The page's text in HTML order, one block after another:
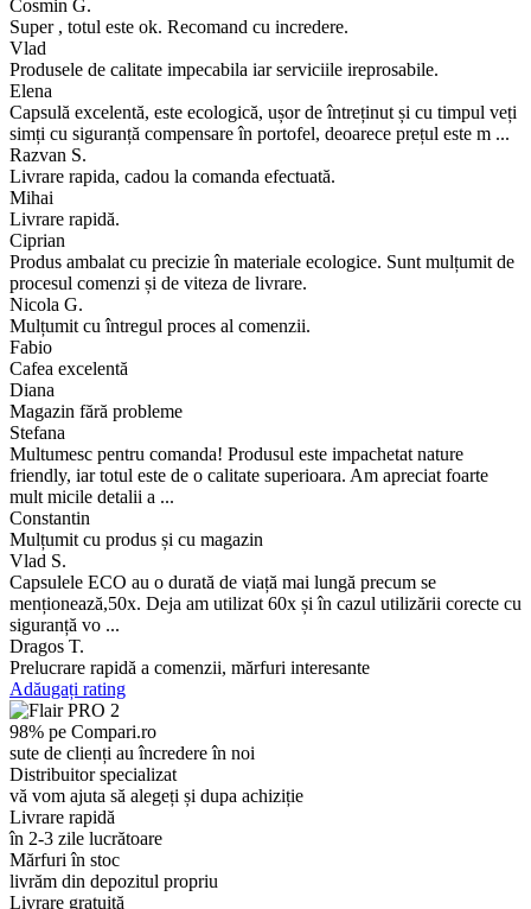
Cosmin G.
Super , totul este ok. Recomand cu incredere.
Vlad
Produsele de calitate impecabila iar serviciile ireprosabile.
Elena
Capsulă excelentă, este ecologică, ușor de întreținut și cu timpul veți
simți cu siguranță compensare în portofel, deoarece prețul este m ...
Razvan S.
Livrare rapida, cadou la comanda efectuată.
Mihai
Livrare rapidă.
Ciprian
Produs ambalat cu precizie în materiale ecologice. Sunt mulțumit de
procesul comenzi și de viteza de livrare.
Nicola G.
Mulțumit cu întregul proces al comenzii.
Fabio
Cafea excelentă
Diana
Magazin fără probleme
Stefana
Multumesc pentru comanda! Produsul este impachetat nature
friendly, iar totul este de o calitate superioara. Am apreciat foarte
mult micile detalii a ...
Constantin
Mulțumit cu produs și cu magazin
Vlad S.
Capsulele ECO au o durată de viață mai lungă precum se
menționează,50x. Deja am utilizat 60x și în cazul utilizării corecte cu
siguranță vo ...
Dragos T.
Prelucrare rapidă a comenzii, mărfuri interesante
Adăugați rating
98% pe Compari.ro
sute de clienți au încredere în noi
Distribuitor specializat
vă vom ajuta să alegeți și dupa achiziție
Livrare rapidă
în 2-3 zile lucrătoare
Mărfuri în stoc
livrăm din depozitul propriu
Livrare gratuită